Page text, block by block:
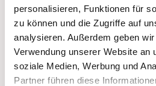
personalisieren, Funktionen für
zu können und die Zugriffe auf
analysieren. Außerdem geben
Verwendung unserer Website an
soziale Medien, Werbung und
Partner führen diese